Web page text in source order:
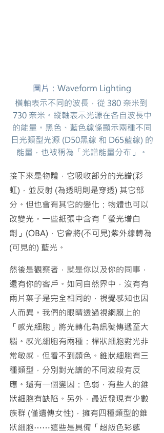
圖片： Waveform Lighting
橫軸表示不同的波長，從 380 奈米到
730 奈米。縱軸表示光源在各自波長中
的能量。黑色、藍色線條顯示兩種不同
日光類型光源 (D50黑線 和 D65藍線) 的
能量，也被稱為「光譜能量分布」。
接下來是物體，它吸收部分的光譜(彩
虹)，並反射 (為透明則是穿透) 其它部
分。但也會有其它的變化：物體也可以
改變光。一些紙張中含有「螢光增白
劑」(OBA)，它會將(不可見)紫外線轉為
(可見的) 藍光。
然後是觀察者，就是你以及你的同事，
還有你的客戶。如同自然界中，沒有有
兩片葉子是完全相同的，視覺感知也因
人而異。我們的眼睛透過視網膜上的
「感光細胞」將光轉化為訊號傳遞至大
腦。感光細胞有兩種：桿狀細胞對光非
常敏感，但看不到顏色。錐狀細胞有三
種類型，分別對光譜的不同波段有反
應。還有一個變因：色弱，有些人的錐
狀細胞有缺陷。另外，最近發現有少數
族群 (僅遺傳女性)，擁有四種類型的錐
狀細胞⋯⋯這些是具備「超級色彩感